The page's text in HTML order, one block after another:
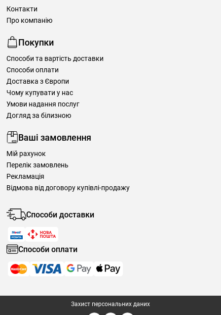
Контакти
Про компанію
Покупки
Способи та вартість доставки
Способи оплати
Доставка з Європи
Чому купувати у нас
Умови надання послуг
Догляд за білизною
Ваші замовлення
Мій рахунок
Перелік замовлень
Рекламація
Відмова від договору купівлі-продажу
Способи доставки
Способи оплати
Захист персональних даних